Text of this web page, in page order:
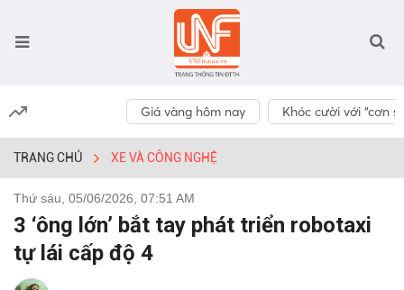
Giá vàng hôm nay Khóc cười với “cơn
TRANG CHỦ XE VÀ CÔNG NGHỆ
Thứ sáu, 05/06/2026, 07:51 AM
3 ‘ông lớn’ bắt tay phát triển robotaxi
tự lái cấp độ 4